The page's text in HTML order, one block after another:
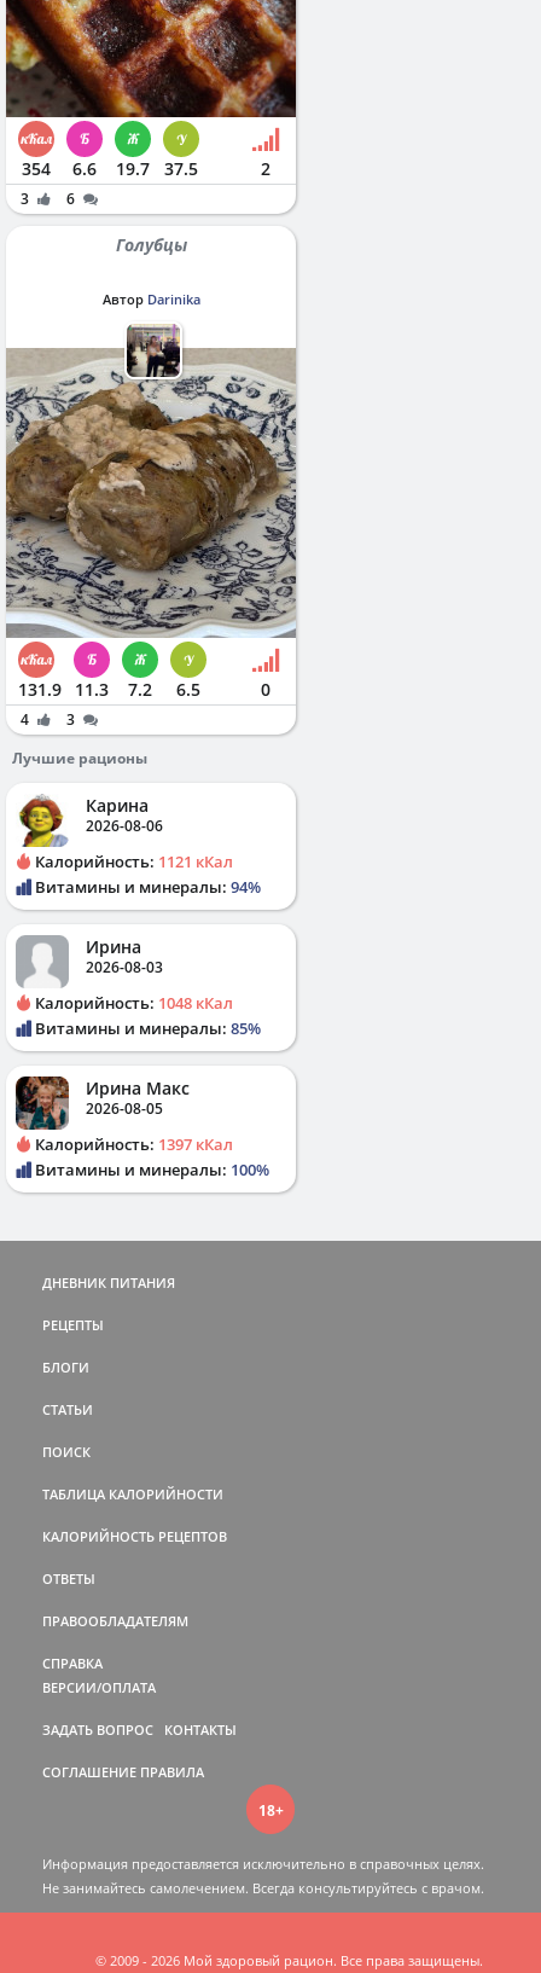
354 6.6 19.7 37.5 2
3 6
Голубцы
Автор Darinika
131.9 11.3 7.2 6.5 0
4
3
Лучшие рационы
Карина
2026-08-06
Калорийность: 1121 кКал
Витамины и минералы: 94%
Ирина
2026-08-03
Калорийность: 1048 кКал
Витамины и минералы: 85%
Ирина Макс
2026-08-05
Калорийность: 1397 кКал
Витамины и минералы: 100%
ДНЕВНИК ПИТАНИЯ
РЕЦЕПТЫ
БЛОГИ
СТАТЬИ
ПОИСК
ТАБЛИЦА КАЛОРИЙНОСТИ
КАЛОРИЙНОСТЬ РЕЦЕПТОВ
ОТВЕТЫ
ПРАВООБЛАДАТЕЛЯМ
СПРАВКА
ВЕРСИИ/ОПЛАТА
ЗАДАТЬ ВОПРОС КОНТАКТЫ
СОГЛАШЕНИЕ ПРАВИЛА
18+
Информация предоставляется исключительно в справочных целях.
Не занимайтесь самолечением. Всегда консультируйтесь c врачом.
© 2009 - 2026 Мой здоровый рацион. Все права защищены.